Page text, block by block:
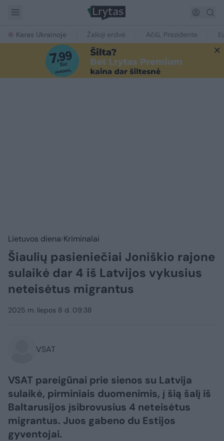
Karas Ukrainoje Žalioji erdvė Ačiū, Prezidente
Lietuvos diena Kriminalai
Šiaulių pasieniečiai Joniškio rajone
sulaikė dar 4 iš Latvijos vykusius
neteisėtus migrantus
2025 m. liepos 8 d. 09:38
VSAT
VSAT pareigūnai prie sienos su Latvija
sulaikė, pirminiais duomenimis, į šią šalį iš
Baltarusijos įsibrovusius 4 neteisėtus
migrantus. Juos gabeno du Estijos
gyventojai.